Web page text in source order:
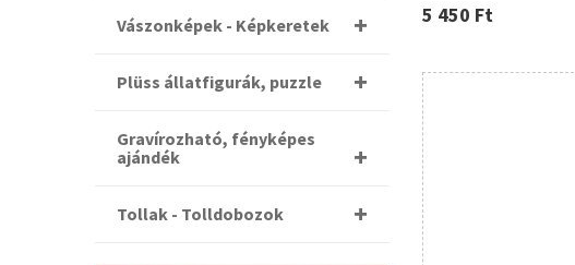
Vászonképek - Képkeretek
Plüss állatfigurák, puzzle
Gravírozható, fényképes
ajándék
Tollak - Tolldobozok
5 450 Ft